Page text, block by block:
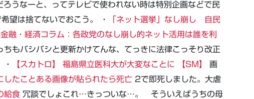
うなーと、ってテレビで使われない時は特別企画などで民
望は捨てないでおこう。 ・
「ネット選挙」なし崩し 自民
金融・経済コラム：各政党のなし崩し的ネット活用は誰を利
ちもバシバシと更新かけてんな、てっきに法律こっそり改正
【スカトロ】 福島県立医科大が大変なことに 【SM】
画
したことある画像が貼られたら死亡 2で即死しました。大虐
給食 冗談でしょこれ…きっついな…。 そういえばうちの母